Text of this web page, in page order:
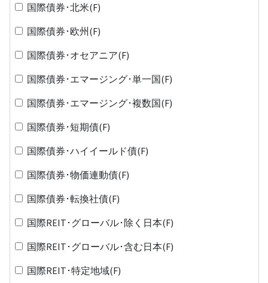
国際債券･北米(F)
国際債券･欧州(F)
国際債券･オセアニア(F)
国際債券･エマージング･単一国(F)
国際債券･エマージング･複数国(F)
国際債券･短期債(F)
国際債券･ハイイールド債(F)
国際債券･物価連動債(F)
国際債券･転換社債(F)
国際REIT･グローバル･除く日本(F)
国際REIT･グローバル･含む日本(F)
国際REIT･特定地域(F)